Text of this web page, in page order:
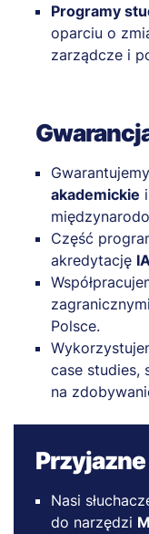
Programy
oparciu o
zarządcze i
Gwarantujemy
akademickie
Część
akredytację
Polsce.
case studies,
na
Nasi
do narzędzi